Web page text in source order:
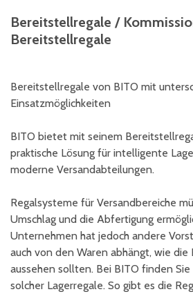
Bereitstellregale /
Bereitstellregale
Bereitstellregale von BITO mit
Einsatzmöglichkeiten
BITO bietet mit seinem
praktische Lösung für intelligente
moderne Versandabteilungen.
Regalsysteme für Versandbereiche
Umschlag und die Abfertigung
Unternehmen hat jedoch andere
auch von den Waren abhängt, wie
aussehen sollten. Bei BITO finden
solcher Lagerregale. So gibt es die